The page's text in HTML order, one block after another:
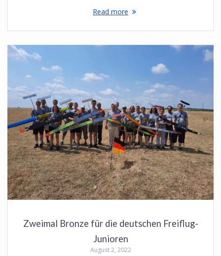
Read more
Zweimal Bronze für die deutschen Freiflug-
Junioren
August 2, 2022